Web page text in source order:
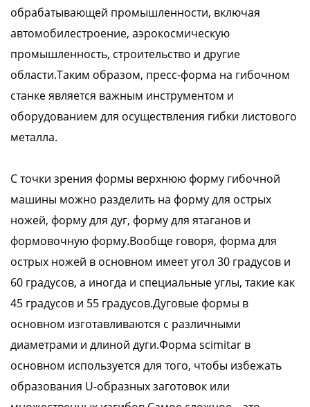
обрабатывающей промышленности, включая
автомобилестроение, аэрокосмическую
промышленность, строительство и другие
области.Таким образом, пресс-форма на гибочном
станке является важным инструментом и
оборудованием для осуществления гибки листового
металла.
С точки зрения формы верхнюю форму гибочной
машины можно разделить на форму для острых
ножей, форму для дуг, форму для ятаганов и
формовочную форму.Вообще говоря, форма для
острых ножей в основном имеет угол 30 градусов и
60 градусов, а иногда и специальные углы, такие как
45 градусов и 55 градусов.Дуговые формы в
основном изготавливаются с различными
диаметрами и длиной дуги.Форма scimitar в
основном используется для того, чтобы избежать
образования U-образных заготовок или